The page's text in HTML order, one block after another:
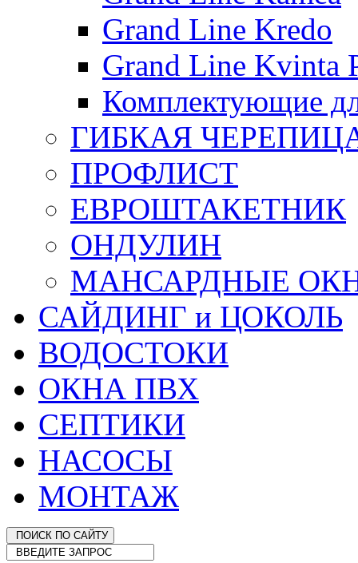
Grand Line Kredo
Grand Line Kvinta
Комплектующие
ГИБКАЯ
ПРОФЛИСТ
ЕВРОШТАКЕТНИК
ОНДУЛИН
МАНСАРДНЫЕ
САЙДИНГ и ЦОКОЛЬ
ВОДОСТОКИ
ОКНА ПВХ
СЕПТИКИ
НАСОСЫ
МОНТАЖ